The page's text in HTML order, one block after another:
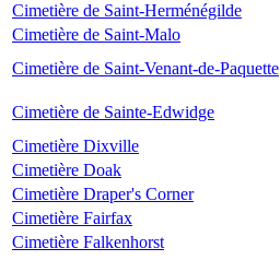
Cimetière de Saint-Herménégilde
Cimetière de Saint-Malo
Cimetière de Saint-Venant-de-Paquette
Cimetière de Sainte-Edwidge
Cimetière Dixville
Cimetière Doak
Cimetière Draper's Corner
Cimetière Fairfax
Cimetière Falkenhorst